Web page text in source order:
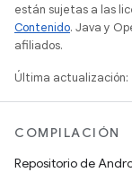
están sujetas a las
Contenido. Java y
afiliados.
Última
COMPILACIÓN
Repositorio de